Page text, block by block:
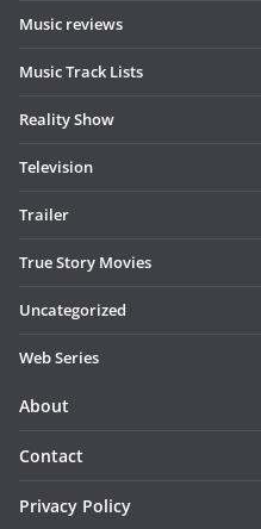
Music reviews
Music Track Lists
Reality Show
Television
Trailer
True Story Movies
Uncategorized
Web Series
About
Contact
Privacy Policy